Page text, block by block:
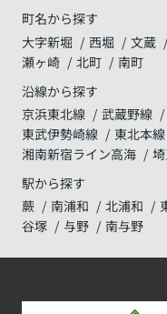
町名から探す
大字新堀
西堀 文蔵
瀬ヶ崎
北町
南町
沿線から探す
京浜東北線
武蔵野線
東武伊勢崎線
東北本線
湘南新宿ライン高海
駅から探す
蕨
南浦和 北浦和
谷塚
与野 南与野